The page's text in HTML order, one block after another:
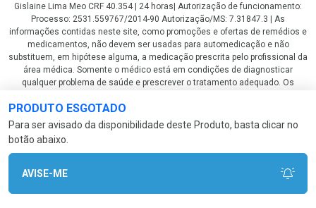
PRODUTO ESGOTADO
Para ser avisado da disponibilidade deste Produto, basta clicar no
botão abaixo.
AVISE-ME
Gislaine Lima Meo CRF 40.354 | 24 horas| Autorização de funcionamento:
Processo: 2531.559767/2014-90 Autorização/MS: 7.31847.3 | As
informações contidas neste site, como promoções e ofertas de remédios e
medicamentos, não devem ser usadas para automedicação e não
substituem, em hipótese alguma, a medicação prescrita pelo profissional da
área médica. Somente o médico está em condições de diagnosticar
qualquer problema de saúde e prescrever o tratamento adequado. Os
fotos contidas em nosso site são meramente ilustrativas. *Preços e
disponibilidade sujeitos a alterações no decorrer do dia. Antibióticos e
antimicrobianos vendas apenas em lojas físicas ou televendas. Portaria nº
344 - 01/02/1999 - Ministério da Saúde. Horário de funcionamento Central
LGPD Aceite os Cookies